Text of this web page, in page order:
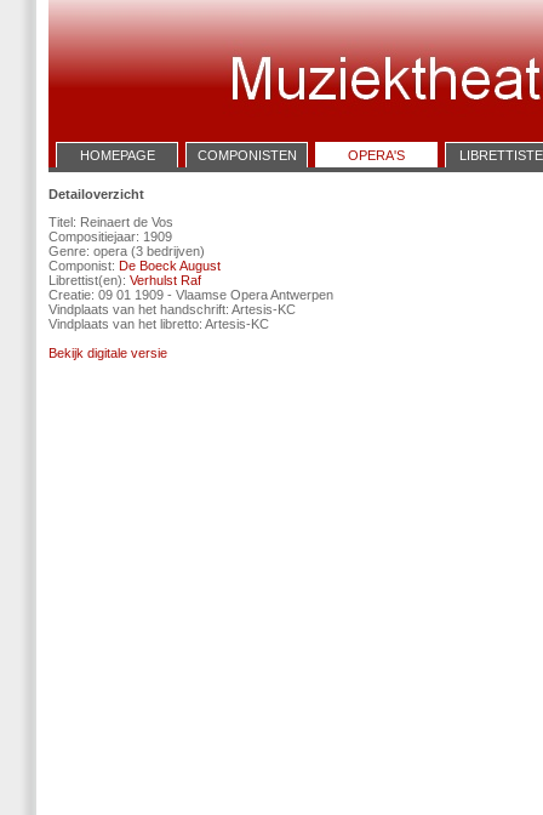
HOMEPAGE COMPONISTEN OPERA'S
Detailoverzicht
Titel: Reinaert de Vos
Compositiejaar: 1909
Genre: opera (3 bedrijven)
Componist: De Boeck August
Librettist(en): Verhulst Raf
Creatie: 09 01 1909 - Vlaamse Opera Antwerpen
Vindplaats van het handschrift: Artesis-KC
Vindplaats van het libretto: Artesis-KC
Bekijk digitale versie